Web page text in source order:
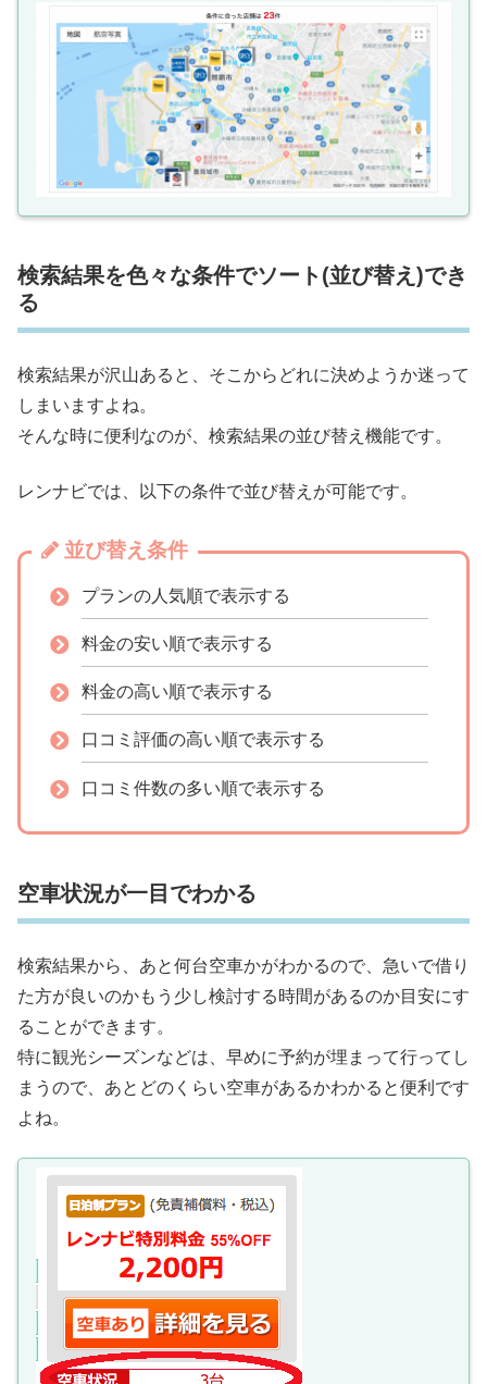
検索結果を色々な条件でソート(並び替え)でき
る
検索結果が沢山あると、そこからどれに決めようか迷って
しまいますよね。
そんな時に便利なのが、検索結果の並び替え機能です。
レンナビでは、以下の条件で並び替えが可能です。
並び替え条件
プランの人気順で表示する
料金の安い順で表示する
料金の高い順で表示する
口コミ評価の高い順で表示する
口コミ件数の多い順で表示する
空車状況が一目でわかる
検索結果から、あと何台空車かがわかるので、急いで借り
た方が良いのかもう少し検討する時間があるのか目安にす
ることができます。
特に観光シーズンなどは、早めに予約が埋まって行ってし
まうので、あとどのくらい空車があるかわかると便利です
よね。